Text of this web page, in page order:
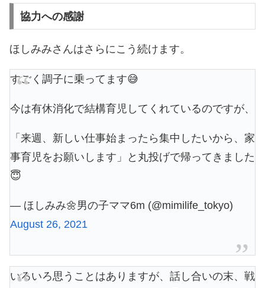
協力への感謝
ほしみみさんはさらにこう続けます。
すごく調子に乗ってます😅
今は有休消化で結構育児してくれているのですが、
「来週、新しい仕事始まったら集中したいから、家
事育児をお願いします」と丸投げで帰ってきました
😇
— ほしみみ🌼男の子ママ6m (@mimilife_tokyo)
August 26, 2021
いろいろ思うことはありますが、話し合いの末、戦